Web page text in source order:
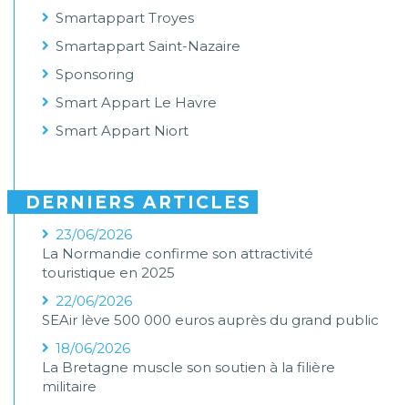
Smartappart Troyes
Smartappart Saint-Nazaire
Sponsoring
Smart Appart Le Havre
Smart Appart Niort
DERNIERS ARTICLES
23/06/2026
La Normandie confirme son attractivité
touristique en 2025
22/06/2026
SEAir lève 500 000 euros auprès du grand public
18/06/2026
La Bretagne muscle son soutien à la filière
militaire